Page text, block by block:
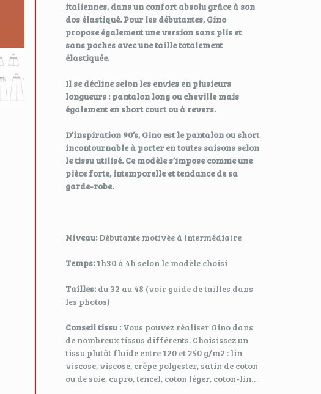
italiennes, dans un confort absolu grâce à son
dos élastiqué. Pour les débutantes, Gino
propose également une version sans plis et
sans poches avec une taille totalement
élastiquée.
Il se décline selon les envies en plusieurs
longueurs : pantalon long ou cheville mais
également en short court ou à revers.
D’inspiration 90’s, Gino est le pantalon ou short
incontournable à porter en toutes saisons selon
le tissu utilisé. Ce modèle s’impose comme une
pièce forte, intemporelle et tendance de sa
garde-robe.
Niveau:Débutante motivée à Intermédiaire
Temps:1h30 à 4h selon le modèle choisi
Tailles:du 32 au 48 (voir guide de tailles dans
les photos)
Conseil tissu :Vous pouvez réaliser Gino dans
de nombreux tissus différents. Choisissez un
tissu plutôt fluide entre 120 et 250 g/m2 : lin
viscose, viscose, crêpe polyester, satin de coton
ou de soie, cupro, tencel, coton léger, coton-lin…